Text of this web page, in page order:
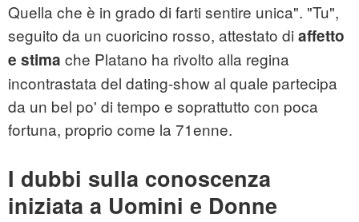
Quella che è in grado di farti sentire unica". "Tu",
seguito da un cuoricino rosso, attestato di affetto
e stima che Platano ha rivolto alla regina
incontrastata del dating-show al quale partecipa
da un bel po' di tempo e soprattutto con poca
fortuna, proprio come la 71enne.
I dubbi sulla conoscenza
iniziata a Uomini e Donne